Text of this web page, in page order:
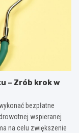
– Zrób krok w
bezpłatne
wspieranej
na celu zwiększenie